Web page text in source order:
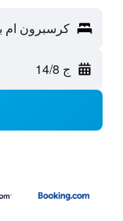
كرسبرون ام
ج 14/8